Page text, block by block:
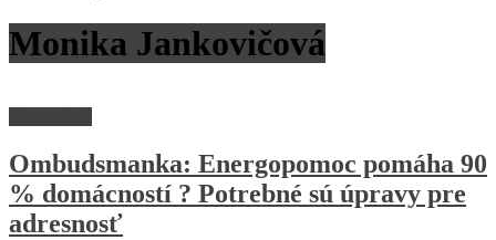
Monika Jankovičová
Ombudsmanka: Energopomoc pomáha 90
% domácností ? Potrebné sú úpravy pre
adresnosť